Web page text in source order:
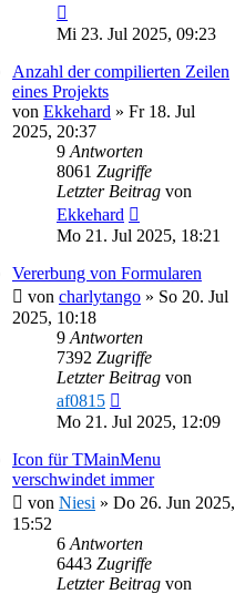
Mi 23. Jul 2025, 09:23
Anzahl der compilierten Zeilen
eines Projekts
von Ekkehard » Fr 18. Jul
2025, 20:37
9 Antworten
8061 Zugriffe
Letzter Beitrag von
Ekkehard
Mo 21. Jul 2025, 18:21
Vererbung von Formularen
von charlytango » So 20. Jul
2025, 10:18
9 Antworten
7392 Zugriffe
Letzter Beitrag von
af0815
Mo 21. Jul 2025, 12:09
Icon für TMainMenu
verschwindet immer
von Niesi » Do 26. Jun 2025,
15:52
6 Antworten
6443 Zugriffe
Letzter Beitrag von